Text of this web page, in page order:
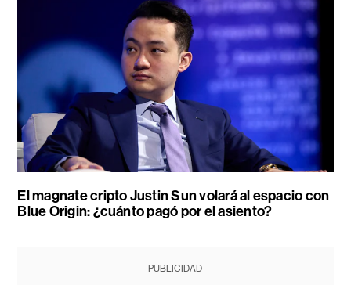
El magnate cripto Justin Sun volará al espacio con
Blue Origin: ¿cuánto pagó por el asiento?
PUBLICIDAD